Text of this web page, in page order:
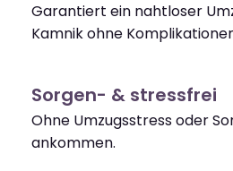
Garantiert ein nahtloser
Kamnik ohne
Sorgen- & stressfrei
Ohne Umzugsstress oder
ankommen.